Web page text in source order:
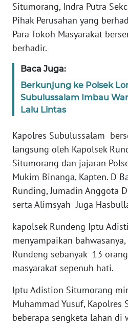
Situmorang, Indra Putra
Pihak Perusahan yang
Para Tokoh Masyarakat
berhadir.
Baca Juga:
Berkunjung ke Polsek
Subulussalam Imbau
Lalu Lintas
Kapolres Subulussalam
langsung oleh Kapolsek
Situmorang dan jajaran
Mukim Binanga, Kapten. D
Runding, Jumadin Anggota
serta Alimsyah Juga
kapolsek Rundeng Iptu
menyampaikan
Rundeng sebanyak 13
masyarakat sepenuh hati.
Iptu Adistion Situmorang
Muhammad Yusuf, Kapolres
beberapa sengketa lahan di
WN
JABAR
BANTEN
WN
NTT
WN
KEPRI
WN
PAPUA
WN
BARAT
WN
RIAU
WN
SERAMBI